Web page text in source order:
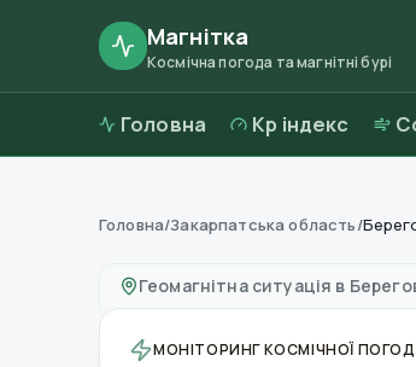
Магнітка
Космічна погода та магнітні бурі
Головна Kp індекс
Магнітні бурі в Береговому—
Головна/Закарпатська область/
Геомагнітна ситуація в
МОНІТОРИНГ КОСМІЧНОЇ